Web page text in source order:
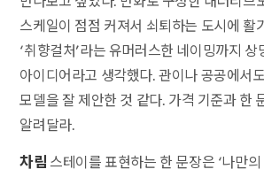
스케일이 점점 커져서 쇠퇴하는 도시에 활
‘취향걸처’라는 유머러스한 네이밍까지 상
아이디어라고 생각했다. 관이나 공공에서
모델을 잘 제안한 것 같다. 가격 기준과 한
알려달라.
차림 스테이를 표현하는 한 문장은 ‘나만